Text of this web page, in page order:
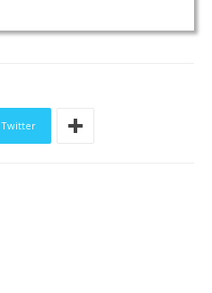
Twitter